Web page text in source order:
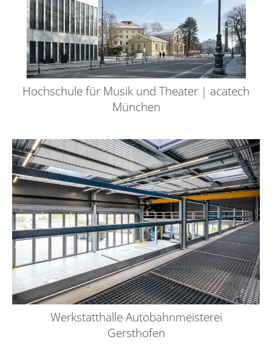
Hochschule für Musik und Theater | acatech
München
Werkstatthalle Autobahnmeisterei
Gersthofen